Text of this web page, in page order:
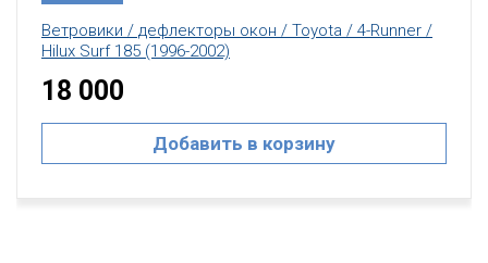
Ветровики / дефлекторы окон / Toyota / 4-Runner /
Hilux Surf 185 (1996-2002)
18 000
Добавить в корзину